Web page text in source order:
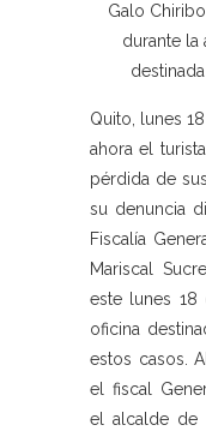
Galo
durante la
Quito, lunes
ahora el
pérdida de
su denuncia
Fiscalía
Mariscal
este lunes 18
oficina
estos casos.
el fiscal
el alcalde de